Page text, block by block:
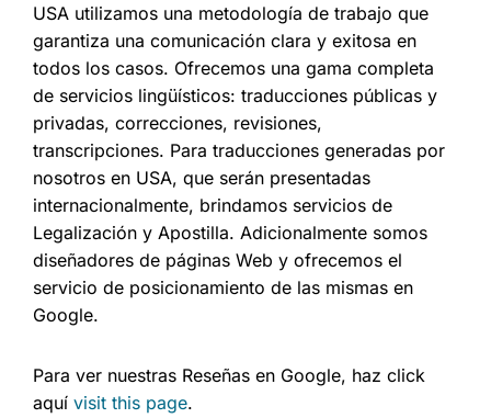
USA utilizamos una metodología de trabajo que
garantiza una comunicación clara y exitosa en
todos los casos. Ofrecemos una gama completa
de servicios lingüísticos: traducciones públicas y
privadas, correcciones, revisiones,
transcripciones. Para traducciones generadas por
nosotros en USA, que serán presentadas
internacionalmente, brindamos servicios de
Legalización y Apostilla. Adicionalmente somos
diseñadores de páginas Web y ofrecemos el
servicio de posicionamiento de las mismas en
Google.
Para ver nuestras Reseñas en Google, haz click
aquí visit this page.